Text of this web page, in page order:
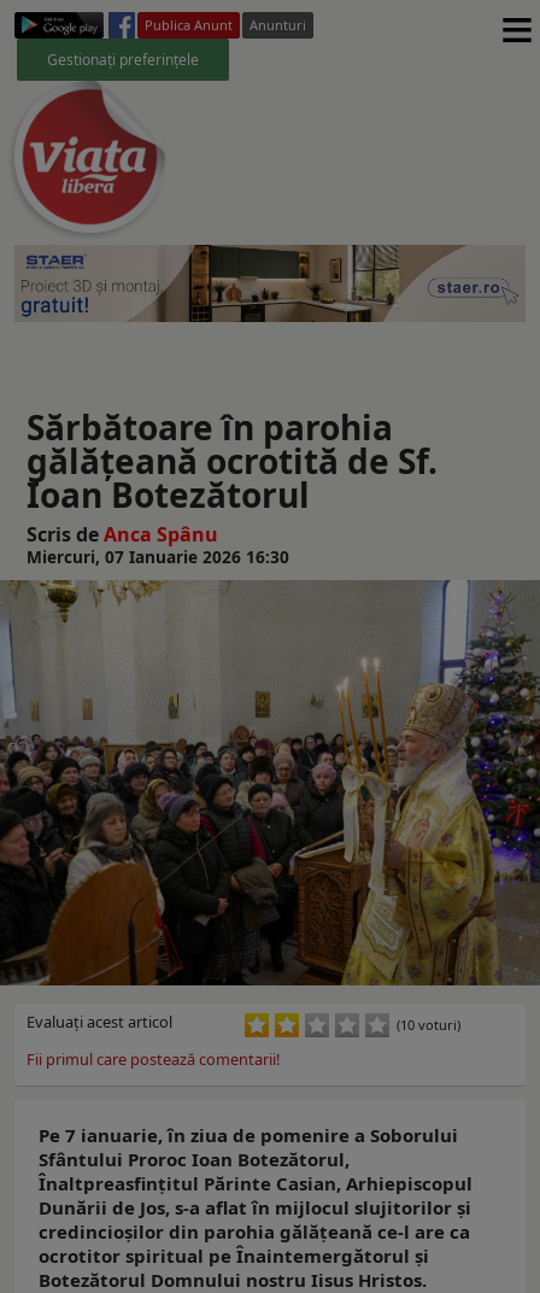
Publica Anunt Anunturi
Gestionați preferințele ≡
Sărbătoare în parohia
gălăţeană ocrotită de Sf.
Ioan Botezătorul
Scris deAnca Spânu
Miercuri, 07 Ianuarie 2026 16:30
Evaluaţi acest articol (10 voturi)
Fii primul care postează comentarii!
Pe 7 ianuarie, în ziua de pomenire a Soborului
Sfântului Proroc Ioan Botezătorul,
Înaltpreasfinţitul Părinte Casian, Arhiepiscopul
Dunării de Jos, s-a aflat în mijlocul slujitorilor și
credincioșilor din parohia gălăţeană ce-l are ca
ocrotitor spiritual pe Înaintemergătorul şi
Botezătorul Domnului nostru Iisus Hristos.